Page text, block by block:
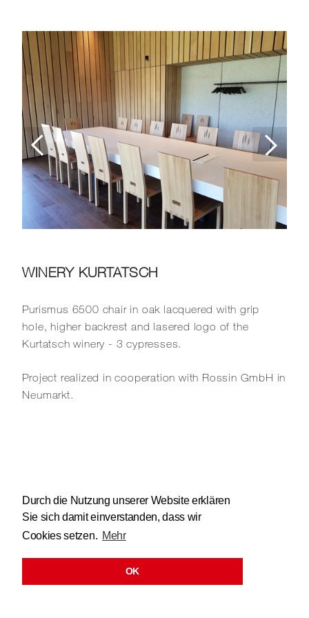
Durch die Nutzung unserer Website erklären
Sie sich damit einverstanden, dass wir
Cookies setzen. Mehr
OK
WINERY KURTATSCH
Purismus 6500 chair in oak lacquered with grip
hole, higher backrest and lasered logo of the
Kurtatsch winery - 3 cypresses.
Project realized in cooperation with Rossin GmbH in
Neumarkt.